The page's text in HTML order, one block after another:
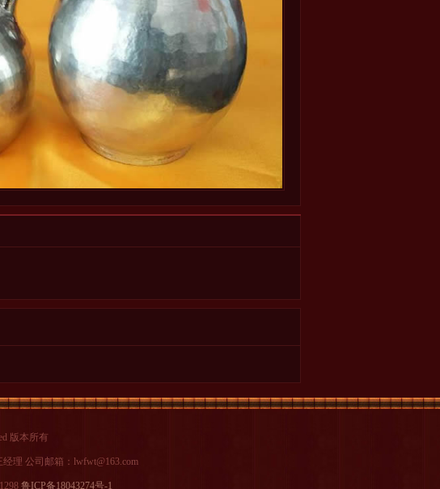
版本所有
经理 公司邮箱：lwfwt@163.com
鲁ICP备18043274号-1